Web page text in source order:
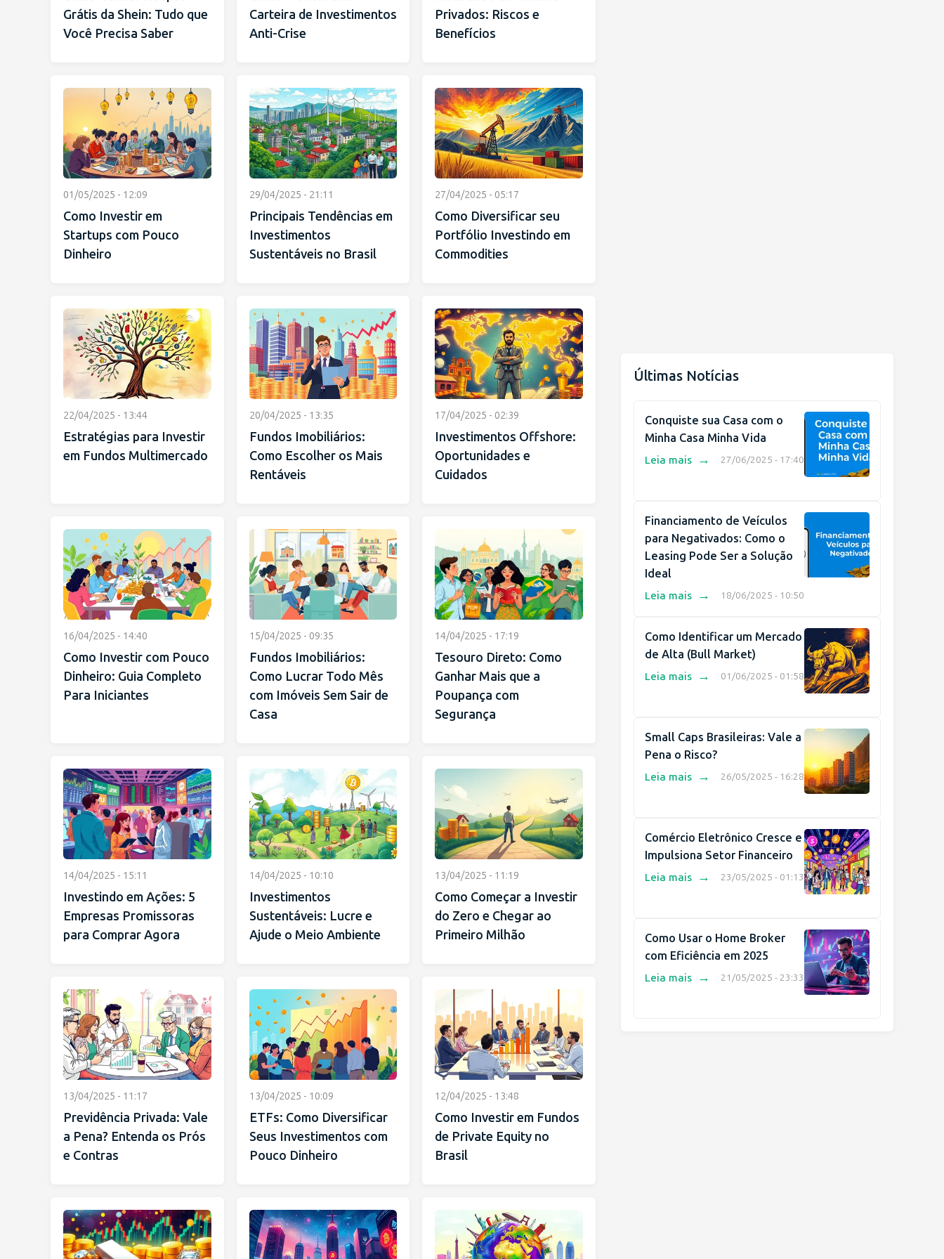
Grátis da Shein: Tudo que
Você Precisa Saber
Carteira de Investimentos
Anti-Crise
Privados: Riscos e
Benefícios
01/05/2025 - 12:09
Como Investir em
Startups com Pouco
Dinheiro
29/04/2025 - 21:11
Principais Tendências em
Investimentos
Sustentáveis no Brasil
27/04/2025 - 05:17
Como Diversificar seu
Portfólio Investindo em
Commodities
22/04/2025 - 13:44
Estratégias para Investir
em Fundos Multimercado
20/04/2025 - 13:35
Fundos Imobiliários:
Como Escolher os Mais
Rentáveis
17/04/2025 - 02:39
Investimentos Offshore:
Oportunidades e
Cuidados
16/04/2025 - 14:40
Como Investir com Pouco
Dinheiro: Guia Completo
Para Iniciantes
15/04/2025 - 09:35
Fundos Imobiliários:
Como Lucrar Todo Mês
com Imóveis Sem Sair de
Casa
14/04/2025 - 17:19
Tesouro Direto: Como
Ganhar Mais que a
Poupança com
Segurança
14/04/2025 - 15:11
Investindo em Ações: 5
Empresas Promissoras
para Comprar Agora
14/04/2025 - 10:10
Investimentos
Sustentáveis: Lucre e
Ajude o Meio Ambiente
13/04/2025 - 11:19
Como Começar a Investir
do Zero e Chegar ao
Primeiro Milhão
13/04/2025 - 11:17
Previdência Privada: Vale
a Pena? Entenda os Prós
e Contras
13/04/2025 - 10:09
ETFs: Como Diversificar
Seus Investimentos com
Pouco Dinheiro
12/04/2025 - 13:48
Como Investir em Fundos
de Private Equity no
Brasil
Últimas Notícias
Conquiste sua Casa com o
Minha Casa Minha Vida
27/06/2025 - 17:40
Leia mais →
Financiamento de Veículos
para Negativados: Como o
Leasing Pode Ser a Solução
Ideal
18/06/2025 - 10:50
Leia mais →
Como Identificar um Mercado
de Alta (Bull Market)
01/06/2025 - 01:58
Leia mais →
Small Caps Brasileiras: Vale a
Pena o Risco?
26/05/2025 - 16:28
Leia mais →
Comércio Eletrônico Cresce e
Impulsiona Setor Financeiro
23/05/2025 - 01:13
Leia mais →
Como Usar o Home Broker
com Eficiência em 2025
21/05/2025 - 23:33
Leia mais →